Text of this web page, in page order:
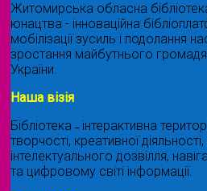
Житомирська обласна
юнацтва - інноваційна
мобілізації зусиль і подолання
зростання майбутнього
України.
Наша візія
Бібліотека ˗ інтерактивна
творчості, креативної
інтелектуального дозвілля,
та цифровому світі інформації.